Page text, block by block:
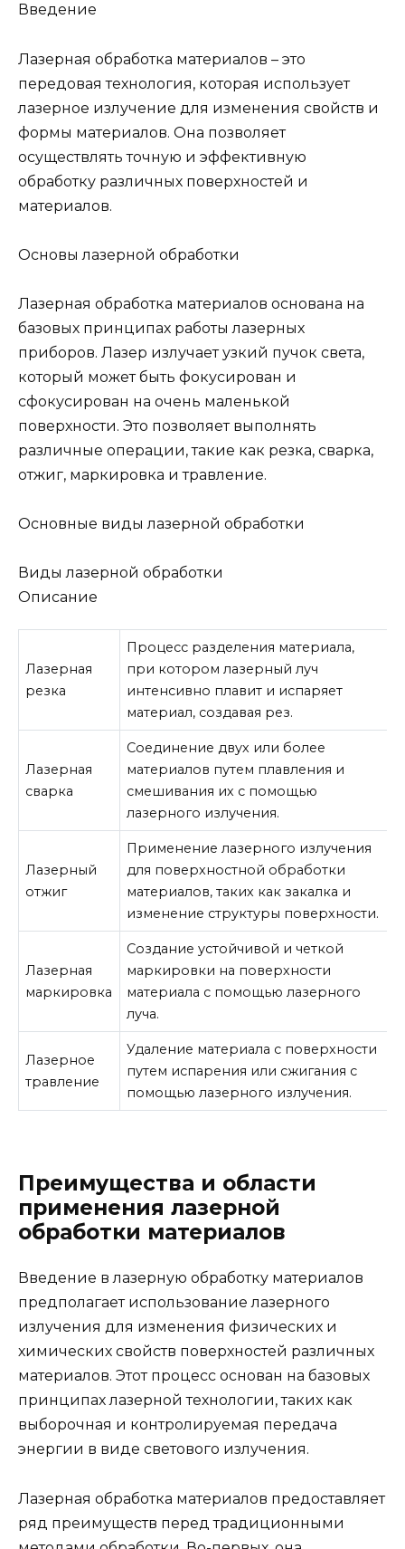
Введение
Лазерная обработка материалов – это
передовая технология, которая использует
лазерное излучение для изменения свойств и
формы материалов. Она позволяет
осуществлять точную и эффективную
обработку различных поверхностей и
материалов.
Основы лазерной обработки
Лазерная обработка материалов основана на
базовых принципах работы лазерных
приборов. Лазер излучает узкий пучок света,
который может быть фокусирован и
сфокусирован на очень маленькой
поверхности. Это позволяет выполнять
различные операции, такие как резка, сварка,
отжиг, маркировка и травление.
Основные виды лазерной обработки
Виды лазерной обработки
Описание
Лазерная
резка
Процесс разделения материала,
при котором лазерный луч
интенсивно плавит и испаряет
материал, создавая рез.
Лазерная
сварка
Соединение двух или более
материалов путем плавления и
смешивания их с помощью
лазерного излучения.
Лазерный
отжиг
Применение лазерного излучения
для поверхностной обработки
материалов, таких как закалка и
изменение структуры поверхности.
Лазерная
маркировка
Создание устойчивой и четкой
маркировки на поверхности
материала с помощью лазерного
луча.
Лазерное
травление
Удаление материала с поверхности
путем испарения или сжигания с
помощью лазерного излучения.
Преимущества и области
применения лазерной
обработки материалов
Введение в лазерную обработку материалов
предполагает использование лазерного
излучения для изменения физических и
химических свойств поверхностей различных
материалов. Этот процесс основан на базовых
принципах лазерной технологии, таких как
выборочная и контролируемая передача
энергии в виде светового излучения.
Лазерная обработка материалов предоставляет
ряд преимуществ перед традиционными